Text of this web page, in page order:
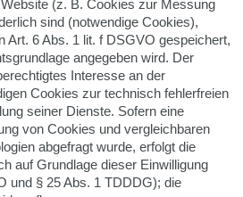
(z. B. Cookies zur Messung
sind (notwendige Cookies),
Art. 6 Abs. 1 lit. f DSGVO gespeichert,
angegeben wird. Der
Interesse an der
Cookies zur technisch fehlerfreien
seiner Dienste. Sofern eine
von Cookies und vergleichbaren
abgefragt wurde, erfolgt die
auf Grundlage dieser Einwilligung
und § 25 Abs. 1 TDDDG); die